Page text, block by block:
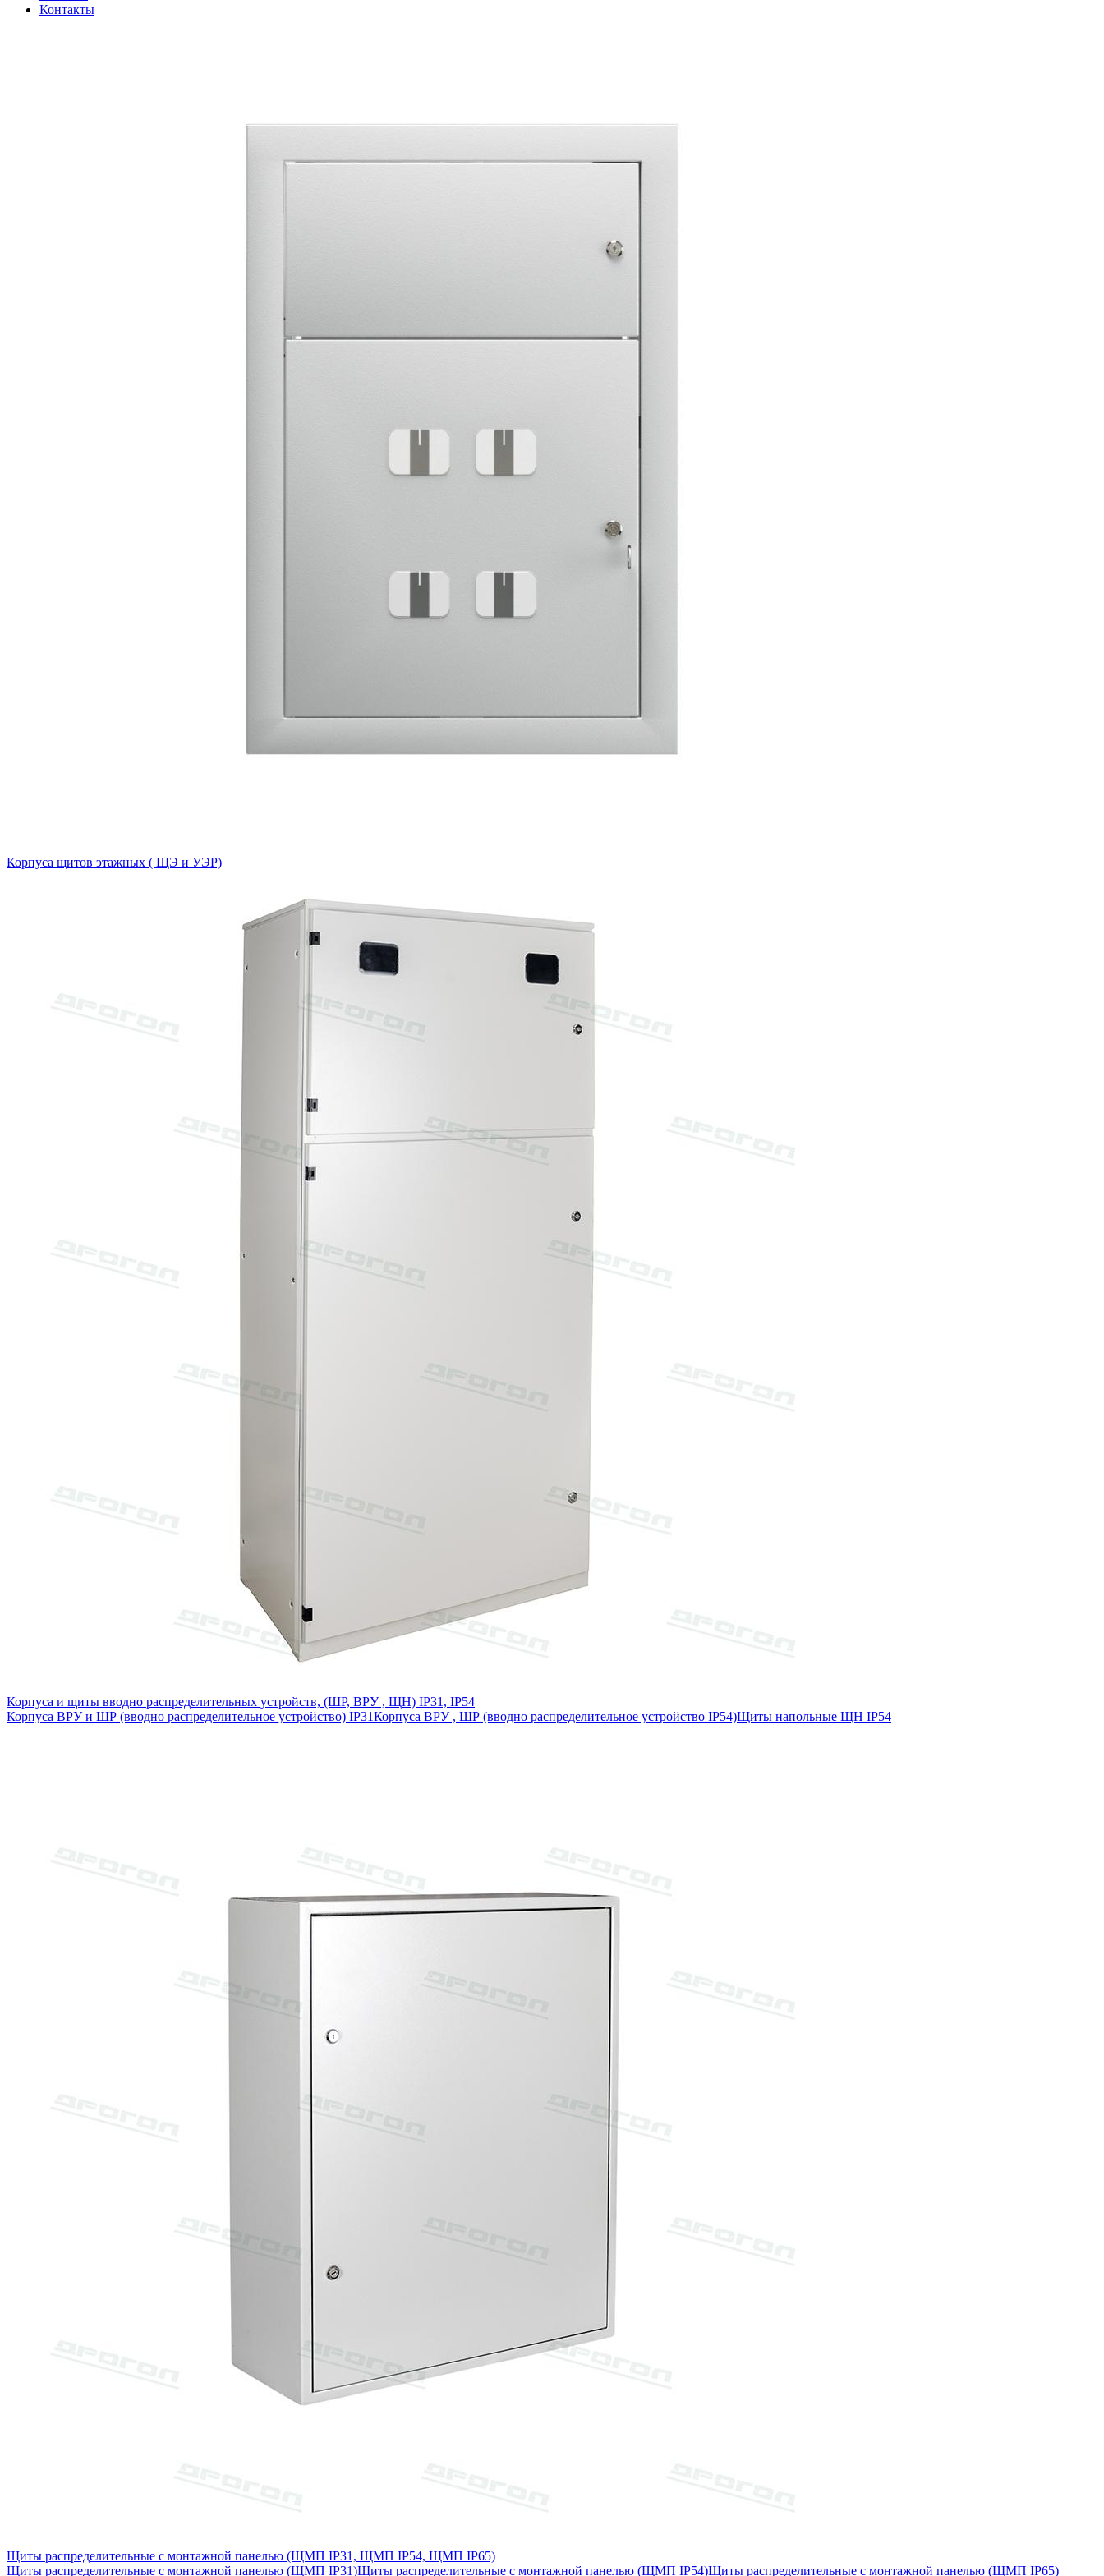
Контакты
Корпуса щитов этажных ( ЩЭ и УЭР)
Корпуса и щиты вводно распределительных устройств, (ШР, ВРУ , ЩН) IP31, IP54
Корпуса ВРУ и ШР (вводно распределительное устройство) IP31Корпуса ВРУ , ШР (вводно распределительное устройство IP54)Щиты напольные ЩН IP54
Щиты распределительные с монтажной панелью (ЩМП IP31, ЩМП IP54, ЩМП IP65)
Щиты распределительные с монтажной панелью (ЩМП IP31)Щиты распределительные с монтажной панелью (ЩМП IP54)Щиты распределительные с монтажной панелью (ЩМП IP65)